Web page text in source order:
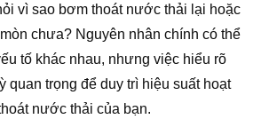
vì sao bơm thoát nước thải lại hoặc
chưa? Nguyên nhân chính có thể
tố khác nhau, nhưng việc hiểu rõ
quan trọng để duy trì hiệu suất hoạt
nước thải của bạn.